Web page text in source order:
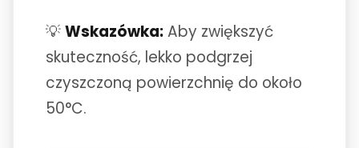
💡Wskazówka:Aby zwiększyć
skuteczność, lekko podgrzej
czyszczoną powierzchnię do około
50°C.